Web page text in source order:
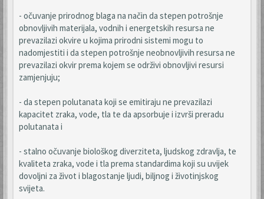
- očuvanje prirodnog blaga na način da stepen potrošnje
obnovljivih materijala, vodnih i energetskih resursa ne
prevazilazi okvire u kojima prirodni sistemi mogu to
nadomjestiti i da stepen potrošnje neobnovljivih resursa ne
prevazilazi okvir prema kojem se održivi obnovljivi resursi
zamjenjuju;
- da stepen polutanata koji se emitiraju ne prevazilazi
kapacitet zraka, vode, tla te da apsorbuje i izvrši preradu
polutanata i
- stalno očuvanje biološkog diverziteta, ljudskog zdravlja, te
kvaliteta zraka, vode i tla prema standardima koji su uvijek
dovoljni za život i blagostanje ljudi, biljnog i životinjskog
svijeta.